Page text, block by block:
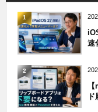
1
速
2